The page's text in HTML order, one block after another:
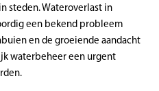
steden. Wateroverlast in
een bekend probleem
en de groeiende aandacht
waterbeheer een urgent